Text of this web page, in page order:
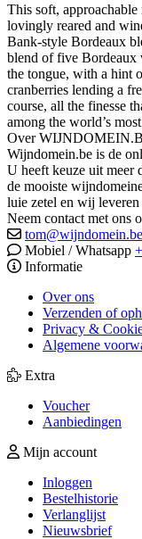
This soft,
lovingly reared and
Bank-style Bordeaux
blend of five Bordeaux
the tongue, with a hint
cranberries lending a
course, all the finesse
among the world’s
Over
Wijndomein.be is de
U heeft keuze uit meer
de mooiste
luie zetel en wij
Neem contact met ons
tom@wijndomein.be
Mobiel / Whatsapp
Informatie
Over ons
Verzenden of
Privacy &
Algemene
Extra
Voucher
Aanbiedingen
Mijn account
Inloggen
Bestelhistorie
Verlanglijst
Nieuwsbrief